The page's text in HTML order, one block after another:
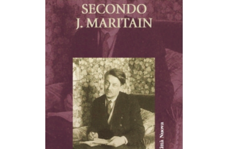
AGGIUNGI AL CARRELLO